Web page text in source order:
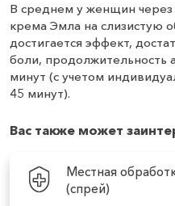
В среднем у женщин через
крема Эмла на слизистую
достигается эффект,
боли, продолжительность
минут (с учетом
45 минут).
Вас также может
Местная
(спрей)